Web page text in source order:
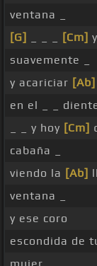
ventana _
[G]
[Cm]
suavemente _
y acariciar [Ab]
en el _ _
_ _ y hoy [Cm]
cabaña _
viendo la [Ab]
ventana _
y ese coro
escondida de